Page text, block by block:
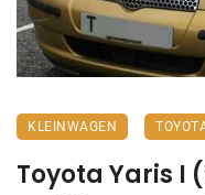
KLEINWAGEN
Toyota Yaris I